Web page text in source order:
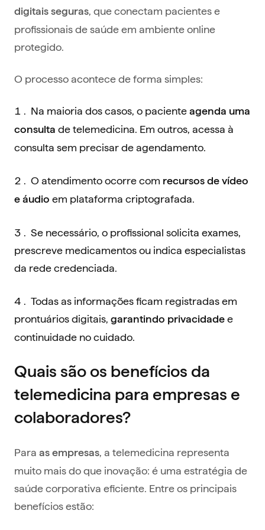
digitais seguras, que conectam pacientes e
profissionais de saúde em ambiente online
protegido.
O processo acontece de forma simples:
Na maioria dos casos, o paciente agenda uma
consulta de telemedicina. Em outros, acessa à
consulta sem precisar de agendamento.
O atendimento ocorre com recursos de vídeo
e áudio em plataforma criptografada.
Se necessário, o profissional solicita exames,
prescreve medicamentos ou indica especialistas
da rede credenciada.
Todas as informações ficam registradas em
prontuários digitais, garantindo privacidade e
continuidade no cuidado.
Quais são os benefícios da
telemedicina para empresas e
colaboradores?
Para as empresas, a telemedicina representa
muito mais do que inovação: é uma estratégia de
saúde corporativa eficiente. Entre os principais
benefícios estão: